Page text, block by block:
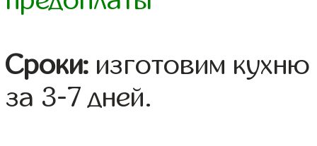
Сроки: изготовим
за 3-7 дней.